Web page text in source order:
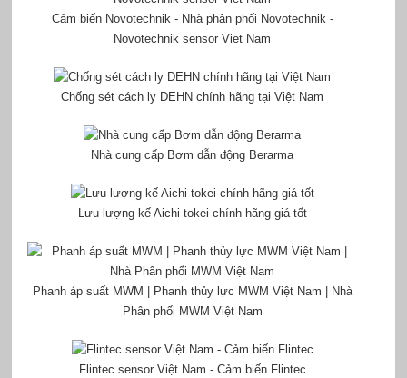
Cảm biến Novotechnik - Nhà phân phối Novotechnik -
Novotechnik sensor Viet Nam
Chống sét cách ly DEHN chính hãng tại Việt Nam
Nhà cung cấp Bơm dẫn động Berarma
Lưu lượng kế Aichi tokei chính hãng giá tốt
Phanh áp suất MWM | Phanh thủy lực MWM Việt Nam | Nhà
Phân phối MWM Việt Nam
Flintec sensor Việt Nam - Cảm biến Flintec